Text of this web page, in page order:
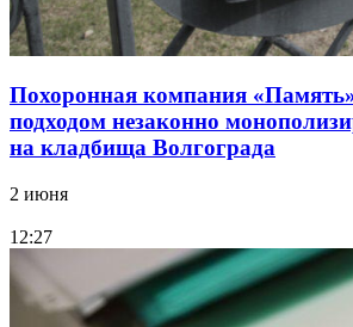
Похоронная компания
подходом незаконно
на кладбища Волгограда
2 июня
12:27